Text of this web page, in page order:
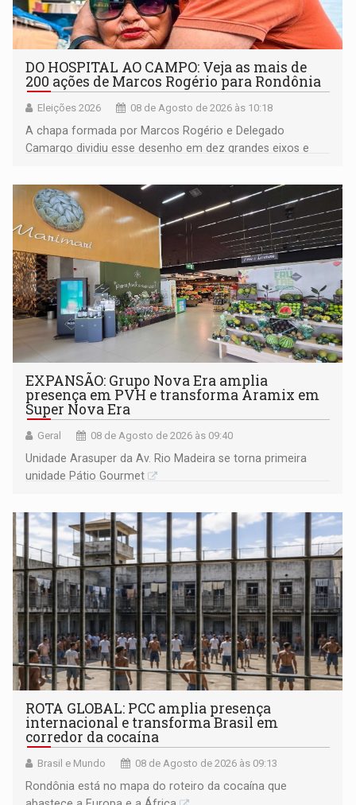
DO HOSPITAL AO CAMPO: Veja as mais de
200 ações de Marcos Rogério para Rondônia
Eleições 2026 08 de Agosto de 2026 às 10:18
A chapa formada por Marcos Rogério e Delegado
Camargo dividiu esse desenho em dez grandes eixos e
EXPANSÃO: Grupo Nova Era amplia
presença em PVH e transforma Aramix em
Super Nova Era
Geral 08 de Agosto de 2026 às 09:40
Unidade Arasuper da Av. Rio Madeira se torna primeira
unidade Pátio Gourmet
ROTA GLOBAL: PCC amplia presença
internacional e transforma Brasil em
corredor da cocaína
Brasil e Mundo 08 de Agosto de 2026 às 09:13
Rondônia está no mapa do roteiro da cocaína que